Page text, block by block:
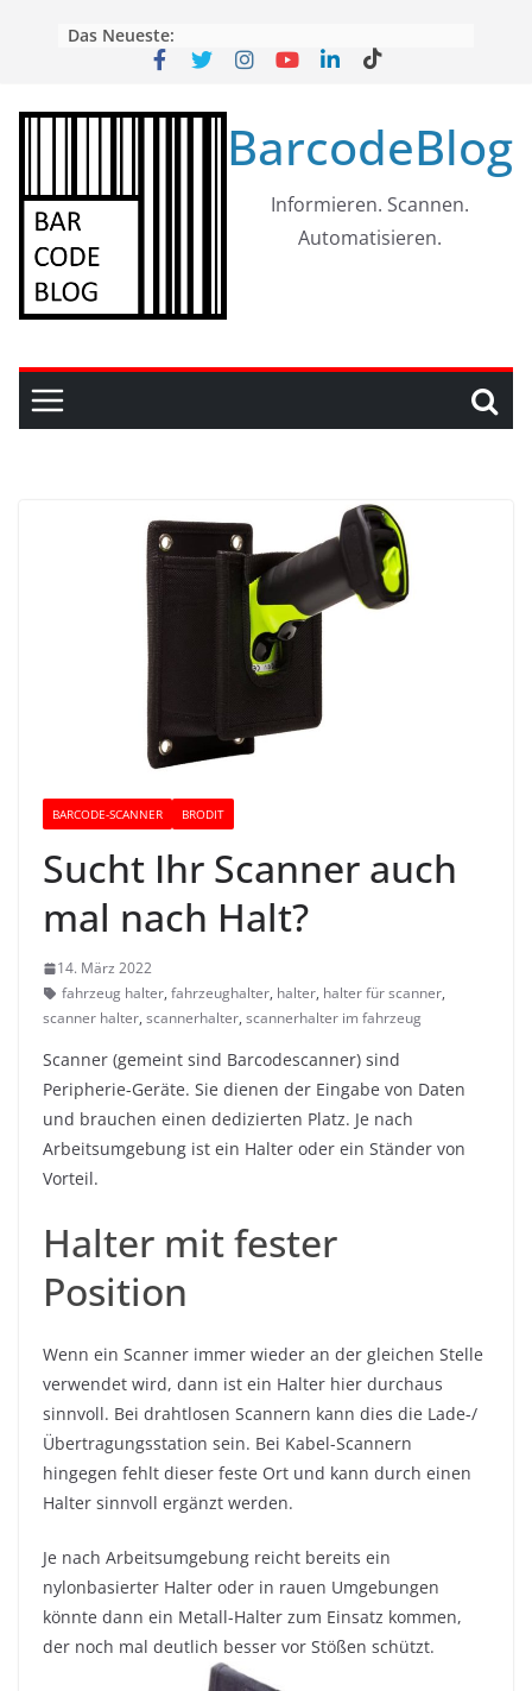
Das Neueste:
BarcodeBlog
Informieren. Scannen.
Automatisieren.
BARCODE-SCANNER BRODIT
Sucht Ihr Scanner auch
mal nach Halt?
14. März 2022
fahrzeug halter, fahrzeughalter, halter, halter für scanner,
scanner halter, scannerhalter, scannerhalter im fahrzeug
Scanner (gemeint sind Barcodescanner) sind
Peripherie-Geräte. Sie dienen der Eingabe von Daten
und brauchen einen dedizierten Platz. Je nach
Arbeitsumgebung ist ein Halter oder ein Ständer von
Vorteil.
Halter mit fester
Position
Wenn ein Scanner immer wieder an der gleichen Stelle
verwendet wird, dann ist ein Halter hier durchaus
sinnvoll. Bei drahtlosen Scannern kann dies die Lade-/
Übertragungsstation sein. Bei Kabel-Scannern
hingegen fehlt dieser feste Ort und kann durch einen
Halter sinnvoll ergänzt werden.
Je nach Arbeitsumgebung reicht bereits ein
nylonbasierter Halter oder in rauen Umgebungen
könnte dann ein Metall-Halter zum Einsatz kommen,
der noch mal deutlich besser vor Stößen schützt.